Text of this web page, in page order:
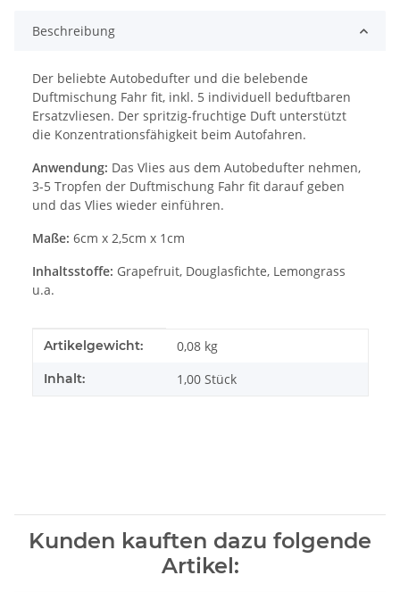
Beschreibung
Der beliebte Autobedufter und die belebende
Duftmischung Fahr fit, inkl. 5 individuell beduftbaren
Ersatzvliesen. Der spritzig-fruchtige Duft unterstützt
die Konzentrationsfähigkeit beim Autofahren.
Anwendung: Das Vlies aus dem Autobedufter nehmen,
3-5 Tropfen der Duftmischung Fahr fit darauf geben
und das Vlies wieder einführen.
Maße: 6cm x 2,5cm x 1cm
Inhaltsstoffe: Grapefruit, Douglasfichte, Lemongrass
u.a.
Produkteigenschaft
Wert
Artikelgewicht: 0,08 kg
Inhalt: 1,00 Stück
Kunden kauften dazu folgende
Artikel: